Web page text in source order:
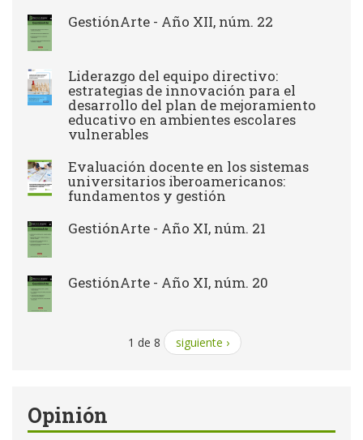
GestiónArte - Año XII, núm. 22
Liderazgo del equipo directivo:
estrategias de innovación para el
desarrollo del plan de mejoramiento
educativo en ambientes escolares
vulnerables
Evaluación docente en los sistemas
universitarios iberoamericanos:
fundamentos y gestión
GestiónArte - Año XI, núm. 21
GestiónArte - Año XI, núm. 20
1 de 8 siguiente ›
Opinión